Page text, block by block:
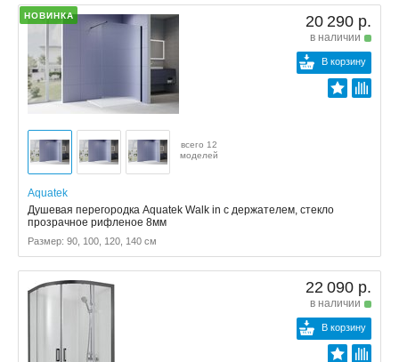
НОВИНКА 20 290 р.
в наличии
В корзину
всего 12
моделей
Aquatek
Душевая перегородка Aquatek Walk in с держателем, стекло
прозрачное рифленое 8мм
Размер: 90, 100, 120, 140 см
22 090 р.
в наличии
В корзину